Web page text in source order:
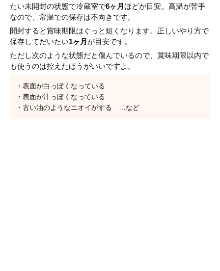
たい未開封の状態で冷蔵室で6ヶ月 ほどが目安。高温が苦手
なので、常温での保存は不向きです。
開封すると賞味期限はぐっと短くなります。正しいやり方で
保存してだいたい1ヶ月 が目安です。
ただし次のような状態だと傷んでいるので、賞味期限以内で
も使うのは控えたほうがいいですよ。
・表面が白っぽくなっている
・表面が汁っぽくなっている
・古い油のようなニオイがする …など